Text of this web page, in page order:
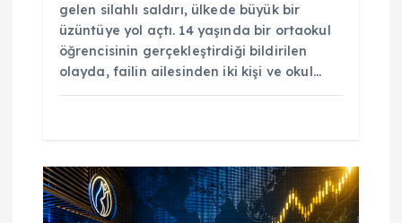
gelen silahlı saldırı, ülkede büyük bir
üzüntüye yol açtı. 14 yaşında bir ortaokul
öğrencisinin gerçekleştirdiği bildirilen
olayda, failin ailesinden iki kişi ve okul…